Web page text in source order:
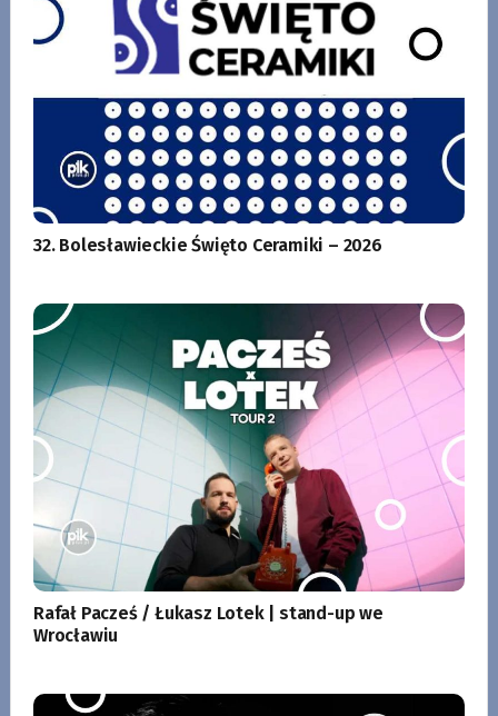
32. Bolesławieckie Święto Ceramiki – 2026
Rafał Pacześ / Łukasz Lotek | stand-up we
Wrocławiu